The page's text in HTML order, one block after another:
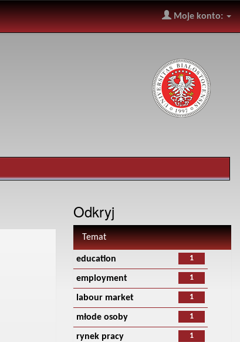
Moje konto:
Odkryj
Temat
1
education
1
employment
1
labour market
1
młode osoby
1
rynek pracy